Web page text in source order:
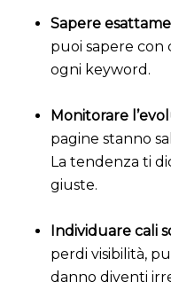
Sapere
puoi sapere con
ogni keyword.
Monitorare
pagine stanno
La tendenza ti
giuste.
Individuare cali
perdi visibilità,
danno diventi